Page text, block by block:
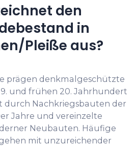
den
in
Pleiße aus?
prägen denkmalgeschützte
und frühen 20. Jahrhundert
durch Nachkriegsbauten der
Jahre und vereinzelte
Neubauten. Häufige
mit unzureichender